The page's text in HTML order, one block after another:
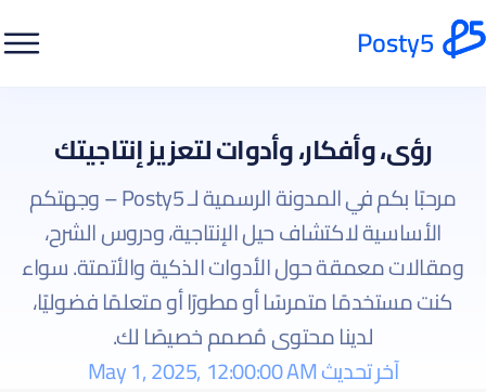
Posty5
رؤى، وأفكار، وأدوات لتعزيز إنتاجيتك
مرحبًا بكم في المدونة الرسمية لـ Posty5 – وجهتكم
الأساسية لاكتشاف حيل الإنتاجية، ودروس الشرح،
ومقالات معمقة حول الأدوات الذكية والأتمتة. سواء
كنت مستخدمًا متمرسًا أو مطورًا أو متعلمًا فضوليًا،
لدينا محتوى مُصمم خصيصًا لك.
آخر تحديث May 1, 2025, 12:00:00 AM